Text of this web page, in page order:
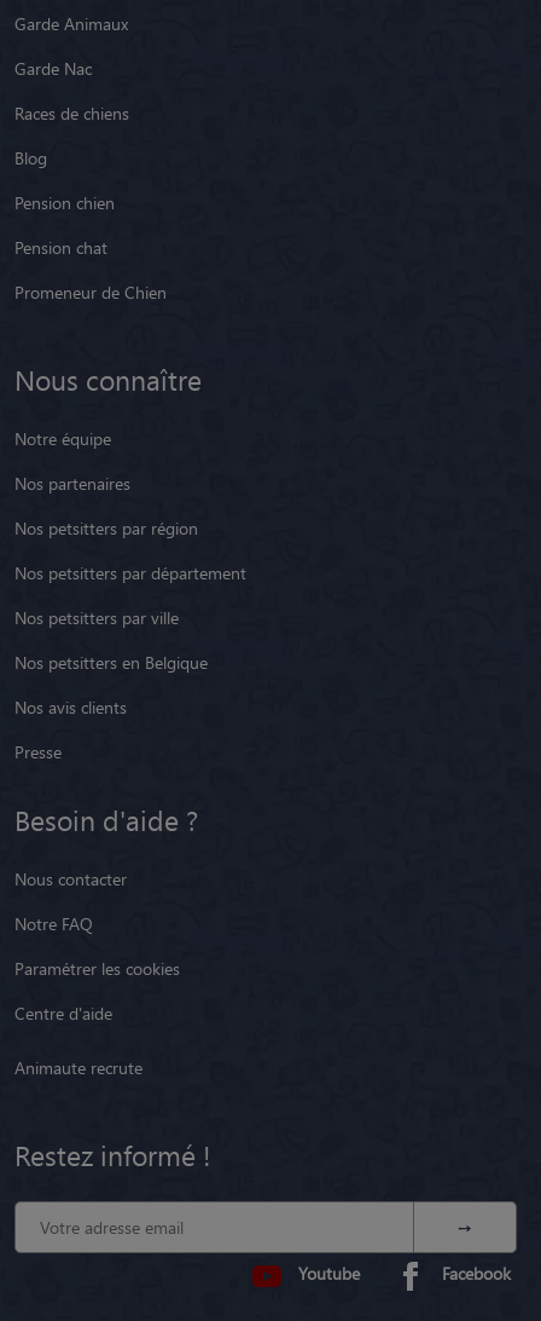
Garde Animaux
Garde Nac
Races de chiens
Blog
Pension chien
Pension chat
Promeneur de Chien
Nous connaître
Notre équipe
Nos partenaires
Nos petsitters par région
Nos petsitters par département
Nos petsitters par ville
Nos petsitters en Belgique
Nos avis clients
Presse
Besoin d'aide ?
Nous contacter
Notre FAQ
Paramétrer les cookies
Centre d'aide
Animaute recrute
Restez informé !
Youtube Facebook